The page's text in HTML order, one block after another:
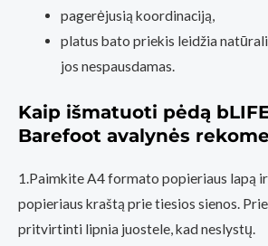
pagerėjusią koordinaciją,
platus bato priekis leidžia
jos nespausdamas.
Kaip išmatuoti pėdą
Barefoot avalynės
1.Paimkite A4 formato popieriaus lapą
popieriaus kraštą prie tiesios sienos.
pritvirtinti lipnia juostele, kad neslystų.